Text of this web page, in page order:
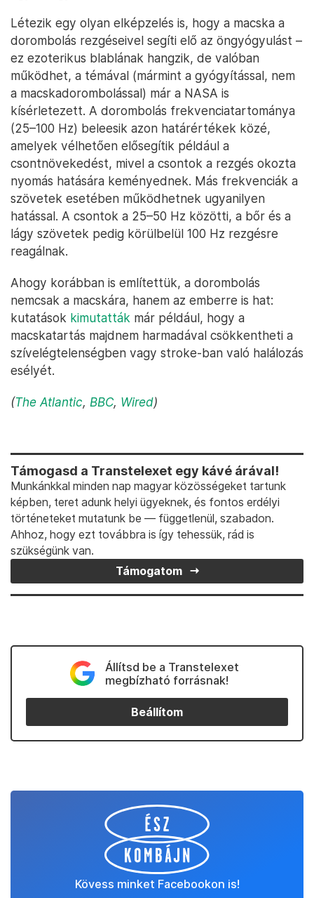
Létezik egy olyan elképzelés is, hogy a macska a
dorombolás rezgéseivel segíti elő az öngyógyulást –
ez ezoterikus blablának hangzik, de valóban
működhet, a témával (mármint a gyógyítással, nem
a macskadorombolással) már a NASA is
kísérletezett. A dorombolás frekvenciatartománya
(25–100 Hz) beleesik azon határértékek közé,
amelyek vélhetően elősegítik például a
csontnövekedést, mivel a csontok a rezgés okozta
nyomás hatására keményednek. Más frekvenciák a
szövetek esetében működhetnek ugyanilyen
hatással. A csontok a 25–50 Hz közötti, a bőr és a
lágy szövetek pedig körülbelül 100 Hz rezgésre
reagálnak.
Ahogy korábban is említettük, a dorombolás
nemcsak a macskára, hanem az emberre is hat:
kutatások kimutatták már például, hogy a
macskatartás majdnem harmadával csökkentheti a
szívelégtelenségben vagy stroke-ban való halálozás
esélyét.
(The Atlantic, BBC, Wired)
Támogasd a Transtelexet egy kávé árával!
Munkánkkal minden nap magyar közösségeket tartunk
képben, teret adunk helyi ügyeknek, és fontos erdélyi
történeteket mutatunk be — függetlenül, szabadon.
Ahhoz, hogy ezt továbbra is így tehessük, rád is
szükségünk van.
Támogatom
Állítsd be a Transtelexet
megbízható forrásnak!
Beállítom
Kövess minket Facebookon is!